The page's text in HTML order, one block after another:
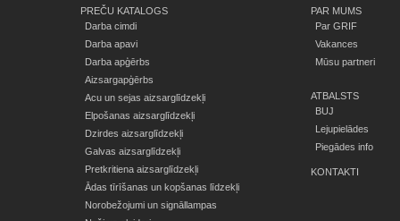
PREČU KATALOGS
Darba cimdi
Darba apavi
Darba apģērbs
Aizsargapģērbs
Acu un sejas aizsarglīdzekļi
Elpošanas aizsarglīdzekļi
Dzirdes aizsarglīdzekļi
Galvas aizsarglīdzekļi
Pretkritiena aizsarglīdzekļi
Ādas tīrīšanas un kopšanas līdzekļi
Norobežojumi un signāllampas
PAR MUMS
Par GRIF
Vakances
Mūsu partneri
ATBALSTS
BUJ
Lejupielādes
Piegādes info
KONTAKTI